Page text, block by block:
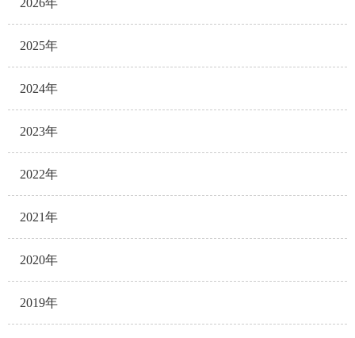
2026年
2025年
2024年
2023年
2022年
2021年
2020年
2019年